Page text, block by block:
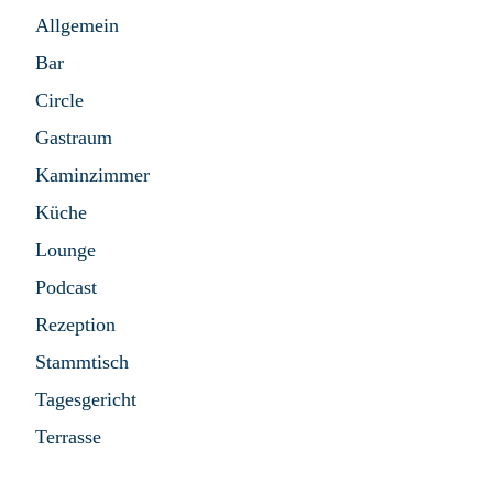
Allgemein
Bar
Circle
Gastraum
Kaminzimmer
Küche
Lounge
Podcast
Rezeption
Stammtisch
Tagesgericht
Terrasse